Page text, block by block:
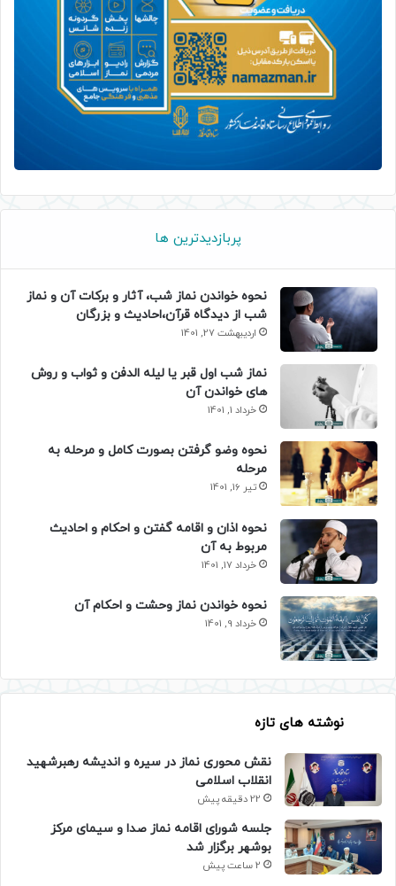
پربازدیدترین ها
نحوه خواندن نماز شب، آثار و برکات آن و نماز
شب از دیدگاه قرآن،احادیث و بزرگان
اردیبهشت 27, 1401
نماز شب اول قبر یا لیله الدفن و ثواب و روش
های خواندن آن
خرداد 1, 1401
نحوه وضو گرفتن بصورت کامل و مرحله به
مرحله
تیر 16, 1401
نحوه اذان و اقامه گفتن و احکام و احادیث
مربوط به آن
خرداد 17, 1401
نحوه خواندن نماز وحشت و احکام آن
خرداد 9, 1401
نوشته های تازه
نقش محوری نماز در سیره و اندیشه رهبرشهید
انقلاب اسلامی
22 دقیقه پیش
جلسه شورای اقامه نماز صدا و سیمای مرکز
بوشهر برگزار شد
2 ساعت پیش